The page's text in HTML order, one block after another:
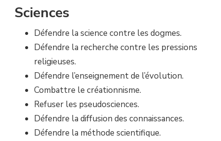
Sciences
Défendre la science contre les dogmes.
Défendre la recherche contre les pressions
religieuses.
Défendre l’enseignement de l’évolution.
Combattre le créationnisme.
Refuser les pseudosciences.
Défendre la diffusion des connaissances.
Défendre la méthode scientifique.